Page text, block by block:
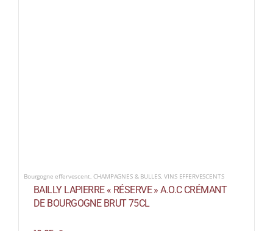
Bourgogne effervescent,CHAMPAGNES & BULLES,VINS EFFERVESCENTS
BAILLY LAPIERRE « RÉSERVE » A.O.C CRÉMANT
DE BOURGOGNE BRUT 75CL